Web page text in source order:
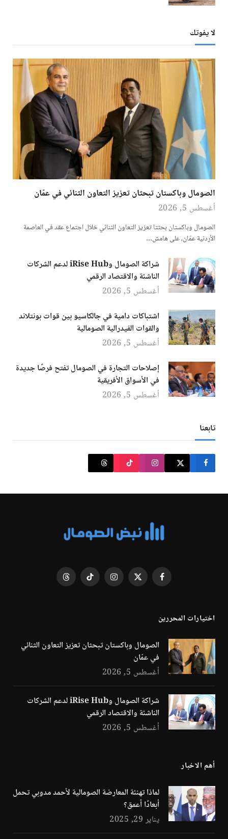
لا يفوتك
الصومال وباكستان تبحثان تعزيز التعاون الثنائي في عمّان
أغسطس 5, 2026
الصومال وباكستان بحثتا تعزيز التعاون الثنائي خلال اجتماع عقد في العاصمة
الأردنية عمّان، على هامش…
شراكة الصومال وiRise Hub لدعم الشركات
الناشئة والاقتصاد الرقمي
أغسطس 5, 2026
اشتباكات دامية في جالكاسيو بين قوات بونتلاند
والقوات الفيدرالية الصومالية
أغسطس 5, 2026
إصلاحات التجارة في الصومال تفتح فرصًا جديدة
في الأسواق الأفريقية
أغسطس 5, 2026
تابعنا
فيسبوك X
الانستغرامتيكتوك Threads
اختيارات المحررين
الصومال وباكستان تبحثان تعزيز التعاون الثنائي
في عمّان
أغسطس 5, 2026
شراكة الصومال وiRise Hub لدعم الشركات
الناشئة والاقتصاد الرقمي
أغسطس 5, 2026
أهم الاخبار
لماذا تهنئة المعارضة الصومالية لأحمد مدوبي تحمل
أبعادًا أعمق؟
يناير 29, 2025